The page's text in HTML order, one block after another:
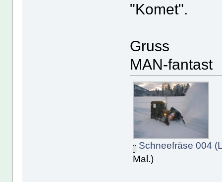
"Komet".
Gruss
MAN-fantast
Schneefräse 004
Mal.)